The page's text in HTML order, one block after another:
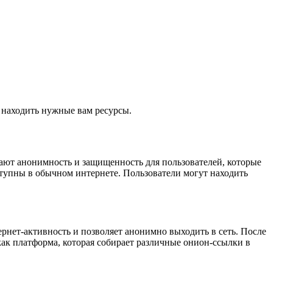
нужные вам ресурсы.
анонимность и защищенность для пользователей, которые
в обычном интернете. Пользователи могут находить
активность и позволяет анонимно выходить в сеть. После
платформа, которая собирает различные онион-ссылки в